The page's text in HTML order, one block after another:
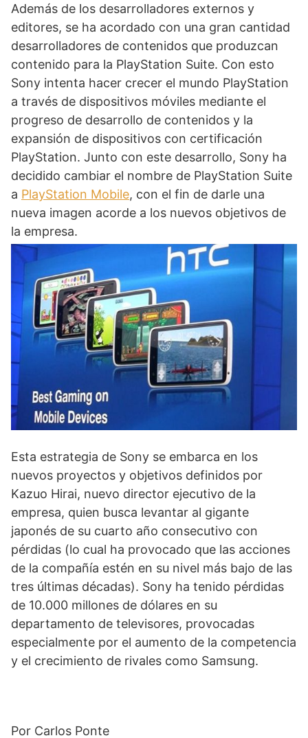
Además de los desarrolladores externos y
editores, se ha acordado con una gran cantidad
desarrolladores de contenidos que produzcan
contenido para la PlayStation Suite. Con esto
Sony intenta hacer crecer el mundo PlayStation
a través de dispositivos móviles mediante el
progreso de desarrollo de contenidos y la
expansión de dispositivos con certificación
PlayStation. Junto con este desarrollo, Sony ha
decidido cambiar el nombre de PlayStation Suite
a PlayStation Mobile, con el fin de darle una
nueva imagen acorde a los nuevos objetivos de
la empresa.
Esta estrategia de Sony se embarca en los
nuevos proyectos y objetivos definidos por
Kazuo Hirai, nuevo director ejecutivo de la
empresa, quien busca levantar al gigante
japonés de su cuarto año consecutivo con
pérdidas (lo cual ha provocado que las acciones
de la compañía estén en su nivel más bajo de las
tres últimas décadas). Sony ha tenido pérdidas
de 10.000 millones de dólares en su
departamento de televisores, provocadas
especialmente por el aumento de la competencia
y el crecimiento de rivales como Samsung.
Por Carlos Ponte